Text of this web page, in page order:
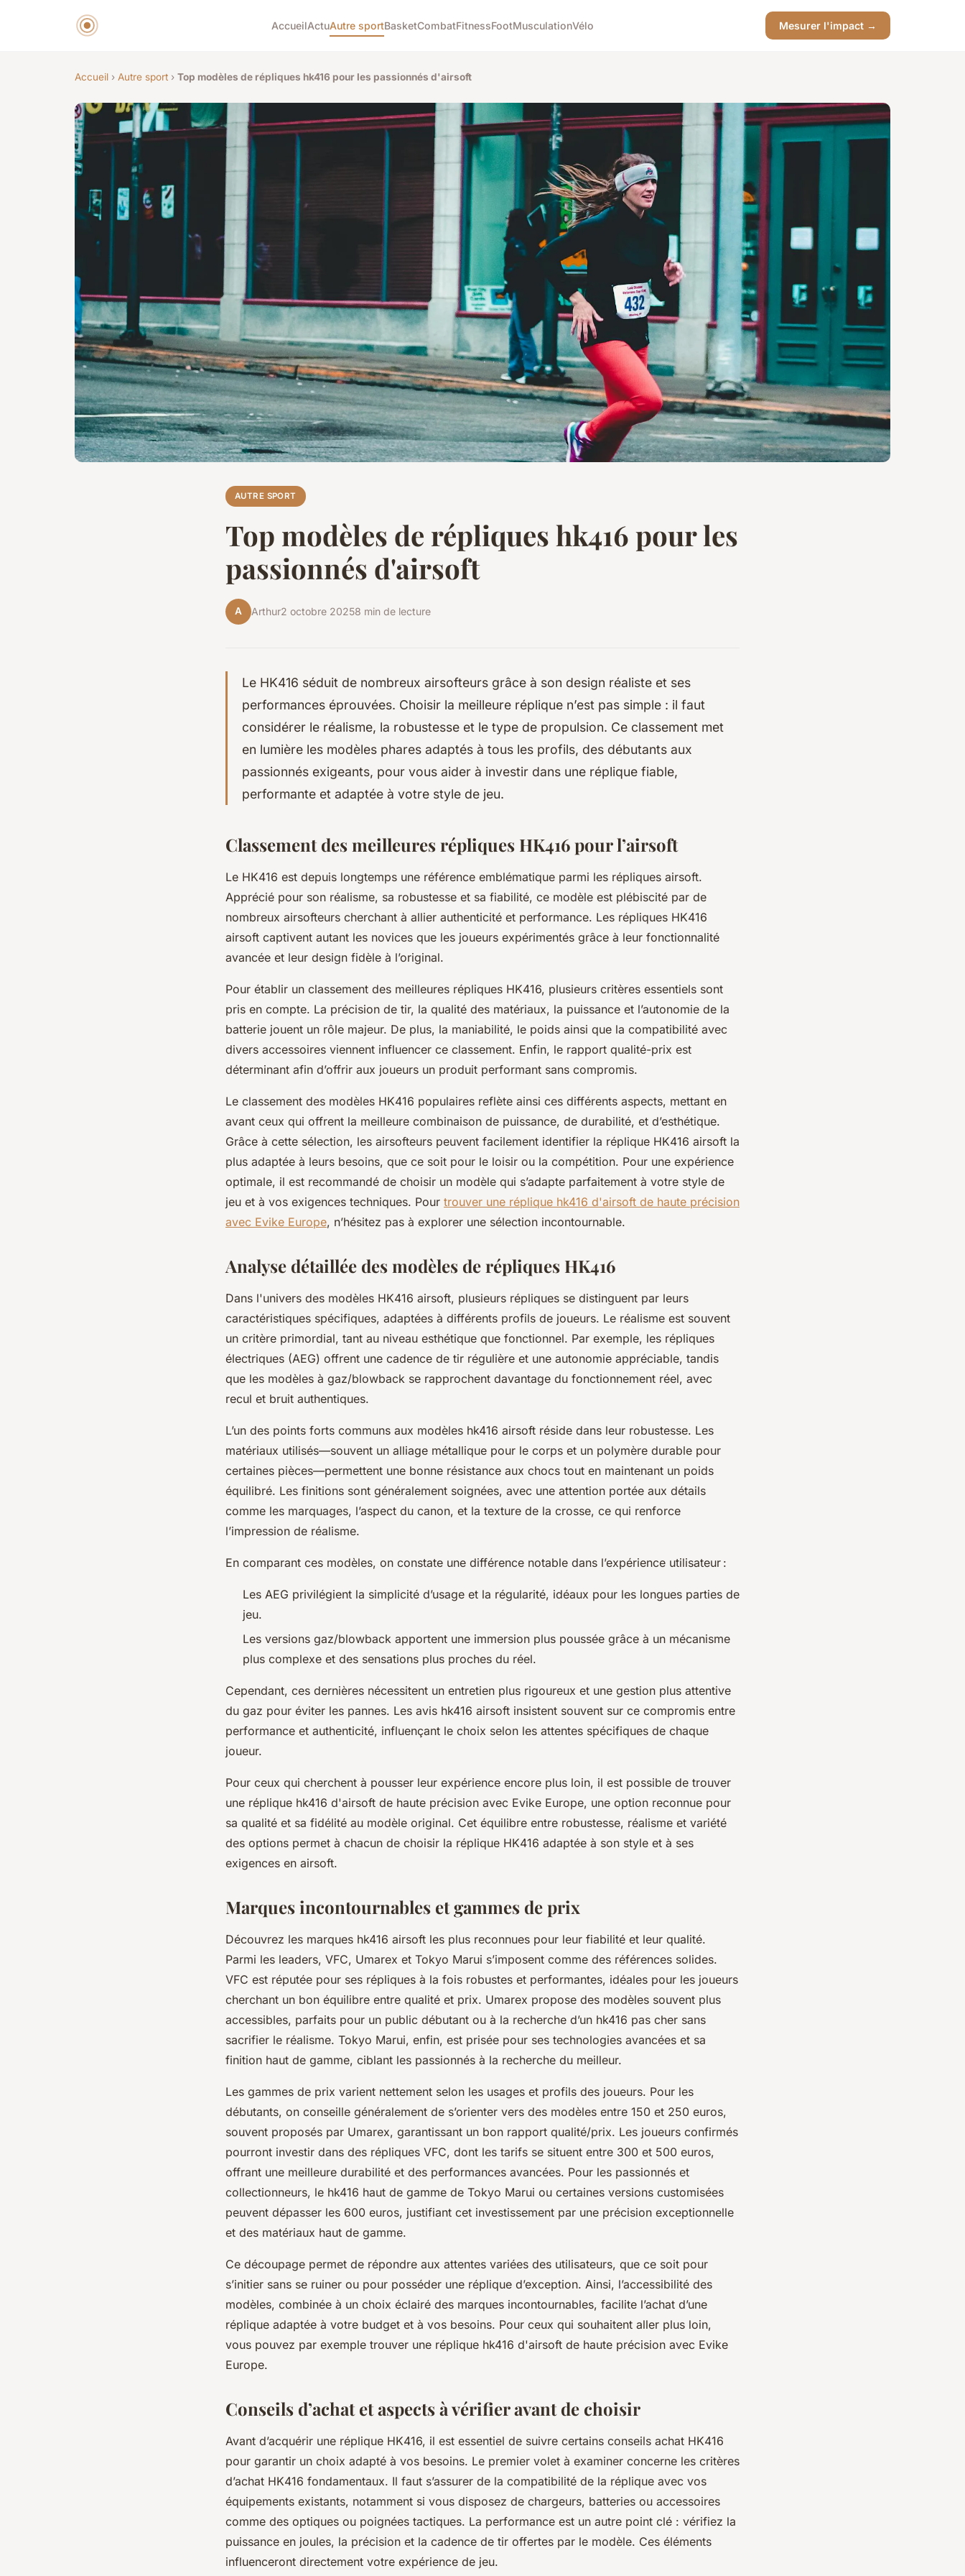
AccueilActuAutre sportBasketCombatFitnessFootMusculationVélo Mesurer l'impact →
Accueil › Autre sport › Top modèles de répliques hk416 pour les passionnés d'airsoft
AUTRE SPORT
Top modèles de répliques hk416 pour les
passionnés d'airsoft
A Arthur2 octobre 20258 min de lecture
Le HK416 séduit de nombreux airsofteurs grâce à son design réaliste et ses
performances éprouvées. Choisir la meilleure réplique n’est pas simple : il faut
considérer le réalisme, la robustesse et le type de propulsion. Ce classement met
en lumière les modèles phares adaptés à tous les profils, des débutants aux
passionnés exigeants, pour vous aider à investir dans une réplique fiable,
performante et adaptée à votre style de jeu.
Classement des meilleures répliques HK416 pour l’airsoft
Le HK416 est depuis longtemps une référence emblématique parmi les répliques airsoft.
Apprécié pour son réalisme, sa robustesse et sa fiabilité, ce modèle est plébiscité par de
nombreux airsofteurs cherchant à allier authenticité et performance. Les répliques HK416
airsoft captivent autant les novices que les joueurs expérimentés grâce à leur fonctionnalité
avancée et leur design fidèle à l’original.
Pour établir un classement des meilleures répliques HK416, plusieurs critères essentiels sont
pris en compte. La précision de tir, la qualité des matériaux, la puissance et l’autonomie de la
batterie jouent un rôle majeur. De plus, la maniabilité, le poids ainsi que la compatibilité avec
divers accessoires viennent influencer ce classement. Enfin, le rapport qualité-prix est
déterminant afin d’offrir aux joueurs un produit performant sans compromis.
Le classement des modèles HK416 populaires reflète ainsi ces différents aspects, mettant en
avant ceux qui offrent la meilleure combinaison de puissance, de durabilité, et d’esthétique.
Grâce à cette sélection, les airsofteurs peuvent facilement identifier la réplique HK416 airsoft la
plus adaptée à leurs besoins, que ce soit pour le loisir ou la compétition. Pour une expérience
optimale, il est recommandé de choisir un modèle qui s’adapte parfaitement à votre style de
jeu et à vos exigences techniques. Pour trouver une réplique hk416 d'airsoft de haute précision
avec Evike Europe, n’hésitez pas à explorer une sélection incontournable.
Analyse détaillée des modèles de répliques HK416
Dans l'univers des modèles HK416 airsoft, plusieurs répliques se distinguent par leurs
caractéristiques spécifiques, adaptées à différents profils de joueurs. Le réalisme est souvent
un critère primordial, tant au niveau esthétique que fonctionnel. Par exemple, les répliques
électriques (AEG) offrent une cadence de tir régulière et une autonomie appréciable, tandis
que les modèles à gaz/blowback se rapprochent davantage du fonctionnement réel, avec
recul et bruit authentiques.
L’un des points forts communs aux modèles hk416 airsoft réside dans leur robustesse. Les
matériaux utilisés—souvent un alliage métallique pour le corps et un polymère durable pour
certaines pièces—permettent une bonne résistance aux chocs tout en maintenant un poids
équilibré. Les finitions sont généralement soignées, avec une attention portée aux détails
comme les marquages, l’aspect du canon, et la texture de la crosse, ce qui renforce
l’impression de réalisme.
En comparant ces modèles, on constate une différence notable dans l’expérience utilisateur :
Les AEG privilégient la simplicité d’usage et la régularité, idéaux pour les longues parties de
jeu.
Les versions gaz/blowback apportent une immersion plus poussée grâce à un mécanisme
plus complexe et des sensations plus proches du réel.
Cependant, ces dernières nécessitent un entretien plus rigoureux et une gestion plus attentive
du gaz pour éviter les pannes. Les avis hk416 airsoft insistent souvent sur ce compromis entre
performance et authenticité, influençant le choix selon les attentes spécifiques de chaque
joueur.
Pour ceux qui cherchent à pousser leur expérience encore plus loin, il est possible de trouver
une réplique hk416 d'airsoft de haute précision avec Evike Europe, une option reconnue pour
sa qualité et sa fidélité au modèle original. Cet équilibre entre robustesse, réalisme et variété
des options permet à chacun de choisir la réplique HK416 adaptée à son style et à ses
exigences en airsoft.
Marques incontournables et gammes de prix
Découvrez les marques hk416 airsoft les plus reconnues pour leur fiabilité et leur qualité.
Parmi les leaders, VFC, Umarex et Tokyo Marui s’imposent comme des références solides.
VFC est réputée pour ses répliques à la fois robustes et performantes, idéales pour les joueurs
cherchant un bon équilibre entre qualité et prix. Umarex propose des modèles souvent plus
accessibles, parfaits pour un public débutant ou à la recherche d’un hk416 pas cher sans
sacrifier le réalisme. Tokyo Marui, enfin, est prisée pour ses technologies avancées et sa
finition haut de gamme, ciblant les passionnés à la recherche du meilleur.
Les gammes de prix varient nettement selon les usages et profils des joueurs. Pour les
débutants, on conseille généralement de s’orienter vers des modèles entre 150 et 250 euros,
souvent proposés par Umarex, garantissant un bon rapport qualité/prix. Les joueurs confirmés
pourront investir dans des répliques VFC, dont les tarifs se situent entre 300 et 500 euros,
offrant une meilleure durabilité et des performances avancées. Pour les passionnés et
collectionneurs, le hk416 haut de gamme de Tokyo Marui ou certaines versions customisées
peuvent dépasser les 600 euros, justifiant cet investissement par une précision exceptionnelle
et des matériaux haut de gamme.
Ce découpage permet de répondre aux attentes variées des utilisateurs, que ce soit pour
s’initier sans se ruiner ou pour posséder une réplique d’exception. Ainsi, l’accessibilité des
modèles, combinée à un choix éclairé des marques incontournables, facilite l’achat d’une
réplique adaptée à votre budget et à vos besoins. Pour ceux qui souhaitent aller plus loin,
vous pouvez par exemple trouver une réplique hk416 d'airsoft de haute précision avec Evike
Europe.
Conseils d’achat et aspects à vérifier avant de choisir
Avant d’acquérir une réplique HK416, il est essentiel de suivre certains conseils achat HK416
pour garantir un choix adapté à vos besoins. Le premier volet à examiner concerne les critères
d’achat HK416 fondamentaux. Il faut s’assurer de la compatibilité de la réplique avec vos
équipements existants, notamment si vous disposez de chargeurs, batteries ou accessoires
comme des optiques ou poignées tactiques. La performance est un autre point clé : vérifiez la
puissance en joules, la précision et la cadence de tir offertes par le modèle. Ces éléments
influenceront directement votre expérience de jeu.